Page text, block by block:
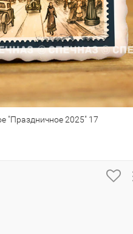
"Праздничное 2025" 17